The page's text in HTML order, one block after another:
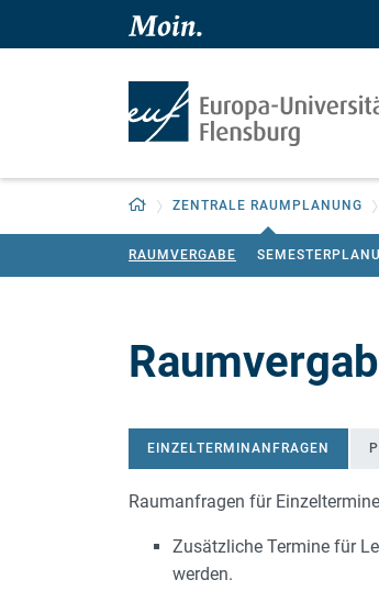
Zum Hauptinhalt springen
Zur Navigation springen
Zurück zur Startseite
ZENTRALE RAUMPLANUNG
RAUMVERGABE
EINZELTERMINANFRAGEN
Raumanfragen für
Zusätzliche Termine für
werden.